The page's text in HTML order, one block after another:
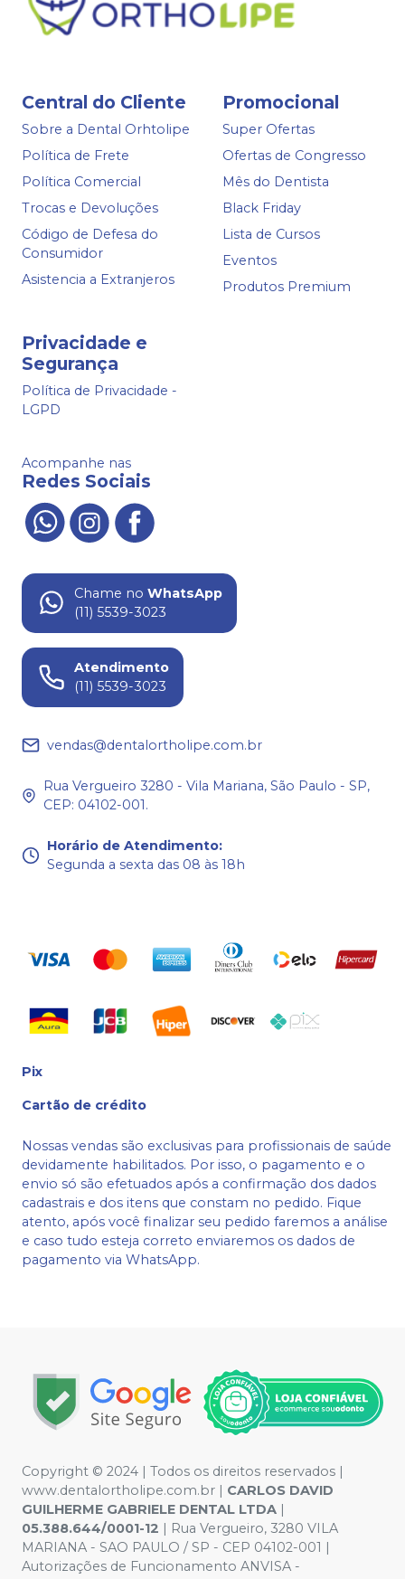
Central do Cliente
Sobre a Dental Orhtolipe
Política de Frete
Política Comercial
Trocas e Devoluções
Código de Defesa do
Consumidor
Asistencia a Extranjeros
Promocional
Super Ofertas
Ofertas de Congresso
Mês do Dentista
Black Friday
Lista de Cursos
Eventos
Produtos Premium
Privacidade e
Segurança
Política de Privacidade -
LGPD
Acompanhe nas
Redes Sociais
Chame no WhatsApp
(11) 5539-3023
Atendimento
(11) 5539-3023
vendas@dentalortholipe.com.br
Rua Vergueiro 3280 - Vila Mariana, São Paulo - SP,
CEP: 04102-001.
Horário de Atendimento:
Segunda a sexta das 08 às 18h
Pix
Cartão de crédito
Nossas vendas são exclusivas para profissionais de saúde
devidamente habilitados. Por isso, o pagamento e o
envio só são efetuados após a confirmação dos dados
cadastrais e dos itens que constam no pedido. Fique
atento, após você finalizar seu pedido faremos a análise
e caso tudo esteja correto enviaremos os dados de
pagamento via WhatsApp.
Copyright © 2024 | Todos os direitos reservados |
www.dentalortholipe.com.br | CARLOS DAVID
GUILHERME GABRIELE DENTAL LTDA |
05.388.644/0001-12 | Rua Vergueiro, 3280 VILA
MARIANA - SAO PAULO / SP - CEP 04102-001 |
Autorizações de Funcionamento ANVISA -